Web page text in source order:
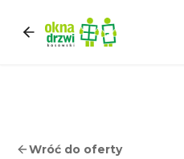
Wróć do oferty